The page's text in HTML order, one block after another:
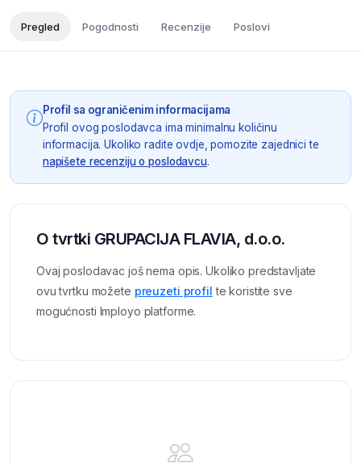
Pregled Pogodnosti Recenzije Poslovi
Profil sa ograničenim informacijama
Profil ovog poslodavca ima minimalnu količinu
informacija. Ukoliko radite ovdje, pomozite zajednici te
napišete recenziju o poslodavcu.
O tvrtki GRUPACIJA FLAVIA, d.o.o.
Ovaj poslodavac još nema opis. Ukoliko predstavljate
ovu tvrtku možete preuzeti profil te koristite sve
mogućnosti Imployo platforme.